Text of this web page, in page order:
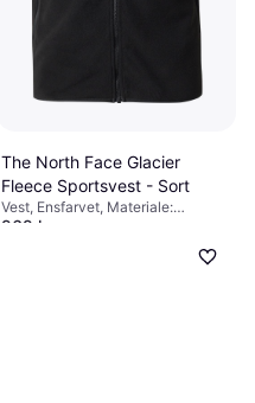
The North Face Glacier
Fleece Sportsvest - Sort
Vest, Ensfarvet, Materiale:
Polyester, Ventilerende
262 kr.